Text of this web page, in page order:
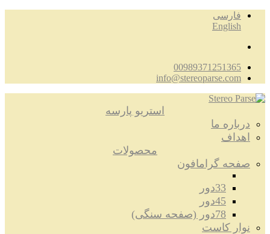
فارسی
English
00989371251365
info@stereoparse.com
استریو پارسه
درباره ما
اهداف
محصولات
صفحه گرامافون
33دور
45دور
78دور (صفحه سنگی)
نوار کاست